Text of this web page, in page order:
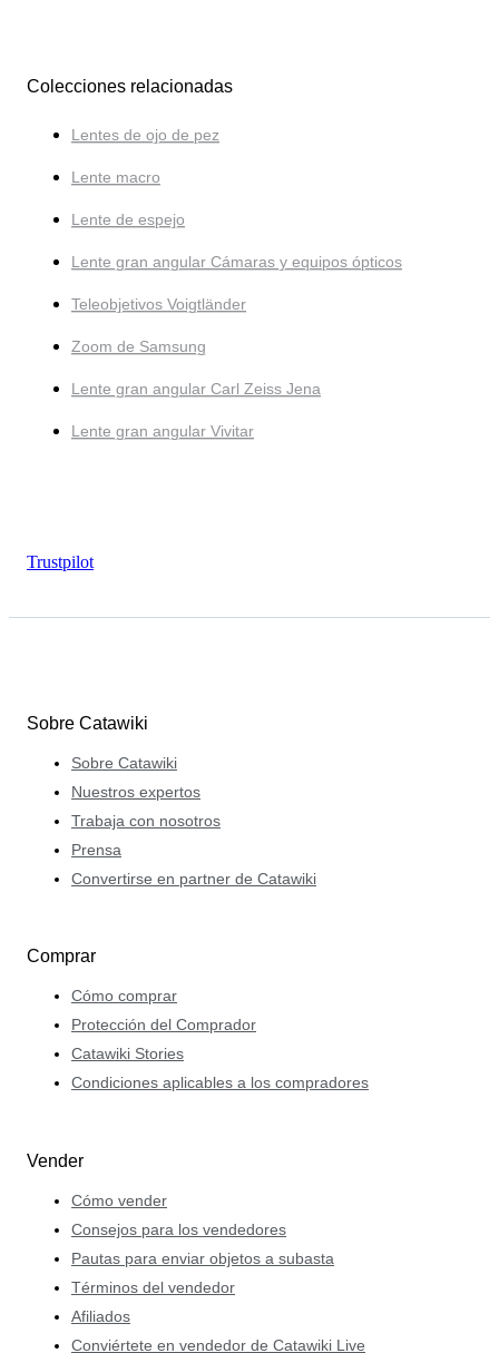
Colecciones relacionadas
Lentes de ojo de pez
Lente macro
Lente de espejo
Lente gran angular Cámaras y equipos ópticos
Teleobjetivos Voigtländer
Zoom de Samsung
Lente gran angular Carl Zeiss Jena
Lente gran angular Vivitar
Trustpilot
Sobre Catawiki
Sobre Catawiki
Nuestros expertos
Trabaja con nosotros
Prensa
Convertirse en partner de Catawiki
Comprar
Cómo comprar
Protección del Comprador
Catawiki Stories
Condiciones aplicables a los compradores
Vender
Cómo vender
Consejos para los vendedores
Pautas para enviar objetos a subasta
Términos del vendedor
Afiliados
Conviértete en vendedor de Catawiki Live